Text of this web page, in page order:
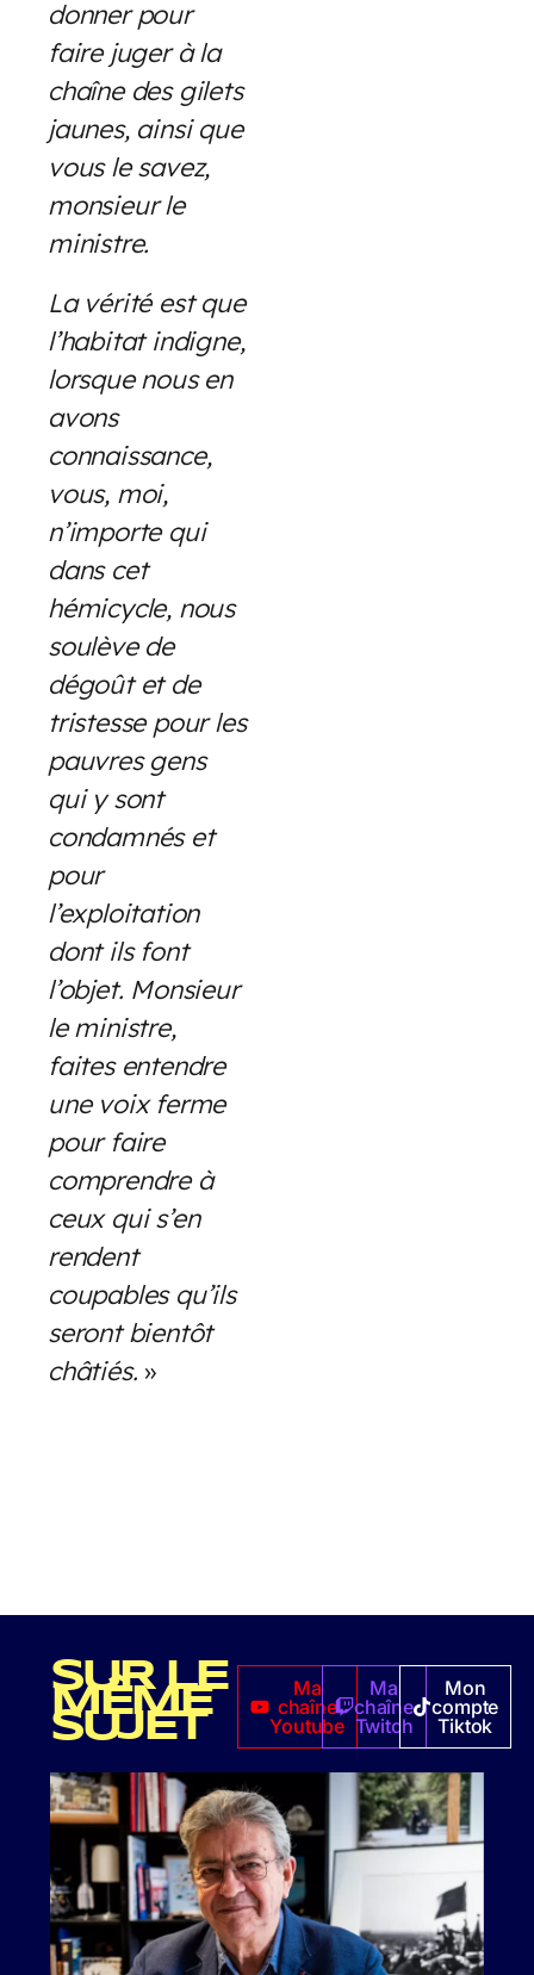
donner pour
faire juger à la
chaîne des gilets
jaunes, ainsi que
vous le savez,
monsieur le
ministre.
La vérité est que
l’habitat indigne,
lorsque nous en
avons
connaissance,
vous, moi,
n’importe qui
dans cet
hémicycle, nous
soulève de
dégoût et de
tristesse pour les
pauvres gens
qui y sont
condamnés et
pour
l’exploitation
dont ils font
l’objet. Monsieur
le ministre,
faites entendre
une voix ferme
pour faire
comprendre à
ceux qui s’en
rendent
coupables qu’ils
seront bientôt
châtiés. »
SUR LE
MÊME
SUJET
Ma
chaîne
Youtube
Ma
chaîne
Twitch
Mon
compte
Tiktok